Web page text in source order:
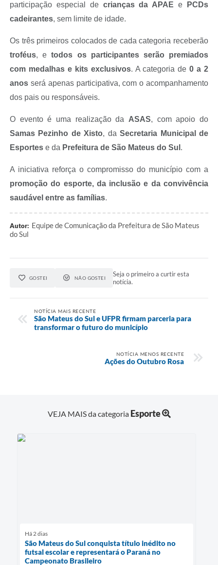
Iluminação Pública
Galeria de Vídeos
Projetos
Logo Prefeitura de São Mateus do Sul
Links
SIC
Notícias
Contato
Telefones Úteis
participação especial de crianças da APAE e
PCDs
cadeirantes, sem limite de idade.
Os três primeiros colocados de cada categoria receberão
troféus, etodos os participantes serão premiados
com medalhas e kits exclusivos. A categoria de0 a 2
anos será apenas participativa, com o acompanhamento
dos pais ou responsáveis.
O evento é uma realização da ASAS, com apoio do
Samas Pezinho de Xisto, daSecretaria Municipal de
Esportes e da Prefeitura de São Mateus do Sul .
A iniciativa reforça o compromisso do município com a
promoção do esporte, da inclusão e da convivência
saudável entre as famílias.
Autor: Equipe de Comunicação da Prefeitura de São Mateus
do Sul
GOSTEI NÃO GOSTEI
Seja o primeiro a curtir esta
notícia.
NOTÍCIA MAIS RECENTE
São Mateus do Sul e UFPR firmam parceria para
transformar o futuro do município
NOTÍCIA MENOS RECENTE
Ações do Outubro Rosa
VEJA MAIS da categoria Esporte
Há 2 dias
São Mateus do Sul conquista título inédito no
futsal escolar e representará o Paraná no
Campeonato Brasileiro